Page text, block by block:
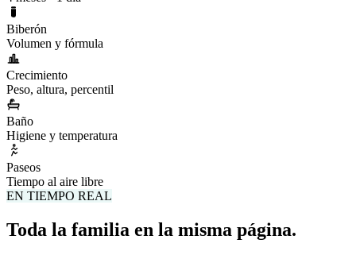
Biberón
Volumen y fórmula
Crecimiento
Peso, altura, percentil
Baño
Higiene y temperatura
Paseos
Tiempo al aire libre
EN TIEMPO REAL
Toda la familia en la misma página.